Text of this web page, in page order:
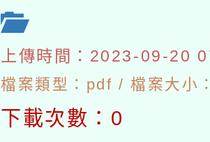
上傳時間：2023-09-20
檔案類型：pdf / 檔案大小
下載次數：0